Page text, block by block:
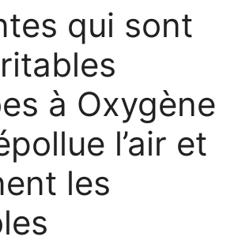
qui sont
à Oxygène
l’air et
les